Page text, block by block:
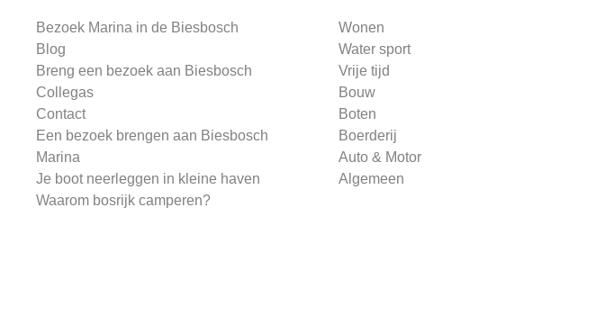
Bezoek Marina in de Biesbosch
Blog
Breng een bezoek aan Biesbosch
Collegas
Contact
Een bezoek brengen aan Biesbosch
Marina
Je boot neerleggen in kleine haven
Waarom bosrijk camperen?
Wonen
Water sport
Vrije tijd
Bouw
Boten
Boerderij
Auto & Motor
Algemeen